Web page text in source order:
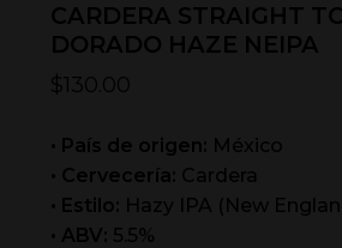
CARDERA STRAIGHT
DORADO HAZE NEIPA
$130.00
• País de origen: México
• Cervecería: Cardera
• Estilo: Hazy IPA (New
• ABV: 5.5%